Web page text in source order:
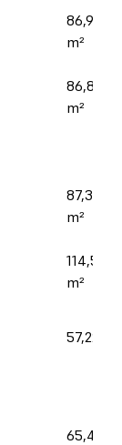
86,92
m²
86,88
m²
87,35
m²
114,57
m²
57,22 m²
65,40